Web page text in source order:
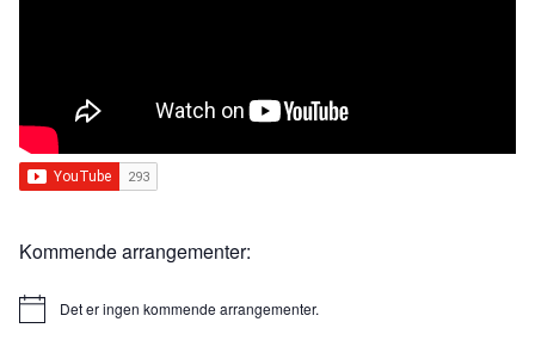
Kommende arrangementer:
MerknadDet er ingen kommende arrangementer.